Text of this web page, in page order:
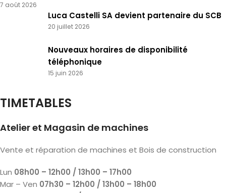
7 août 2026
Luca Castelli SA devient partenaire du SCB
20 juillet 2026
Nouveaux horaires de disponibilité
téléphonique
15 juin 2026
TIMETABLES
Atelier et Magasin de machines
Vente et réparation de machines et Bois de construction
Lun 08h00 – 12h00 / 13h00 – 17h00
Mar – Ven 07h30 – 12h00 / 13h00 – 18h00